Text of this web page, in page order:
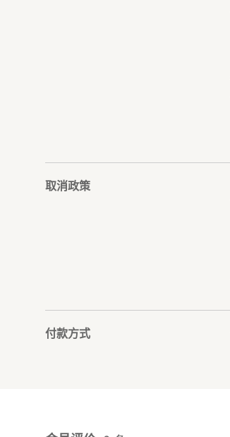
取消政策
付款方式